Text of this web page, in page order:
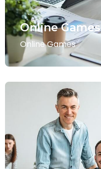
Online Games
Online Games